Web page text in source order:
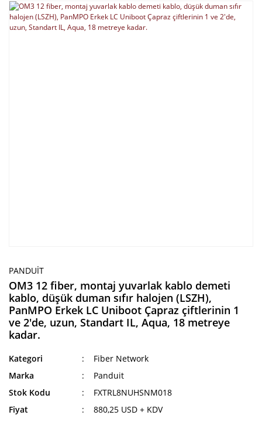
PANDUIT
OM3 12 fiber, montaj yuvarlak kablo demeti
kablo, düşük duman sıfır halojen (LSZH),
PanMPO Erkek LC Uniboot Çapraz çiftlerinin 1
ve 2'de, uzun, Standart IL, Aqua, 18 metreye
kadar.
Kategori
Fiber Network
Marka
Panduit
Stok Kodu
FXTRL8NUHSNM018
Fiyat
880,25 USD + KDV